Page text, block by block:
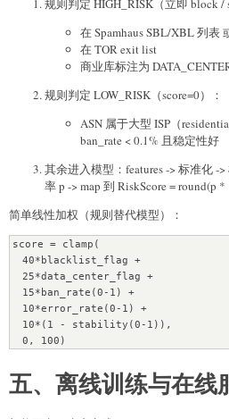
规则判定 HIGH_RISK（立即 block /
在 Spamhaus SBL/XBL 列表
在 TOR exit list
商业库标注为
规则判定 LOW_RISK（score=0）：
ASN 属于大型 ISP（
ban_rate < 0.1% 且稳定性好
其余进入模型：features -> 标准化 -
率 p -> map 到 RiskScore = round(p *
简单线性加权（规则替代模型）：
score = clamp(
五、离线训练与在线